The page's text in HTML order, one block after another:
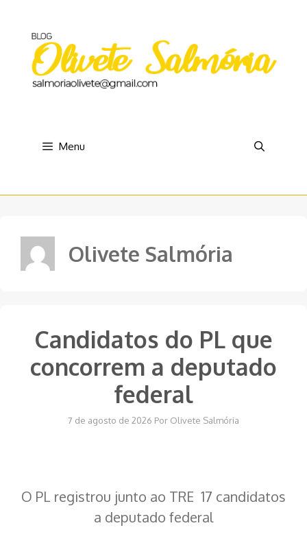
conteúdo
Menu
Olivete Salmória
Candidatos do PL que
concorrem a deputado
federal
7 de agosto de 2026 Por Olivete Salmória
O PL registrou junto ao TRE 17 candidatos
a deputado federal